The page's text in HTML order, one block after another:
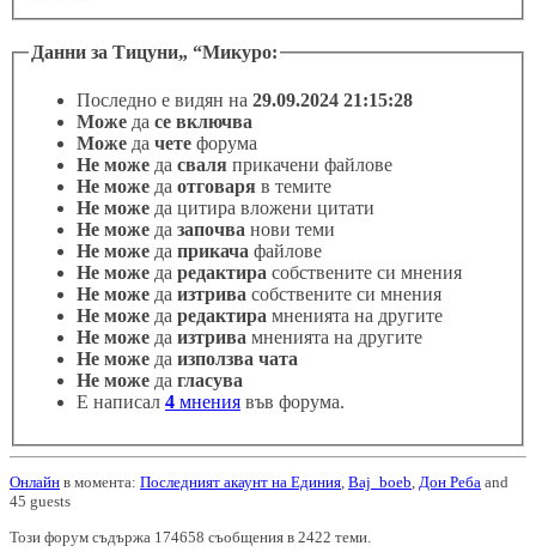
Данни за Тицуни Микуро:
Последно е видян на 29.09.2024 21:15:28
Може да се включва
Може да чете форума
Не може да сваля прикачени файлове
Не може да отговаря в темите
Не може да цитира вложени цитати
Не може да започва нови теми
Не може да прикача файлове
Не може да редактира собствените си мнения
Не може да изтрива собствените си мнения
Не може да редактира мненията на другите
Не може да изтрива мненията на другите
Не може да използва чата
Не може да гласува
Е написал 4 мнения във форума.
Онлайн в момента: Последният акаунт на Единия, Baj_boeb, Дон Реба and
45 guests
Този форум съдържа 174658 съобщения в 2422 теми.